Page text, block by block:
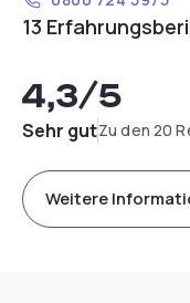
13
4,3/5
Sehr gutZu den 20
Weitere